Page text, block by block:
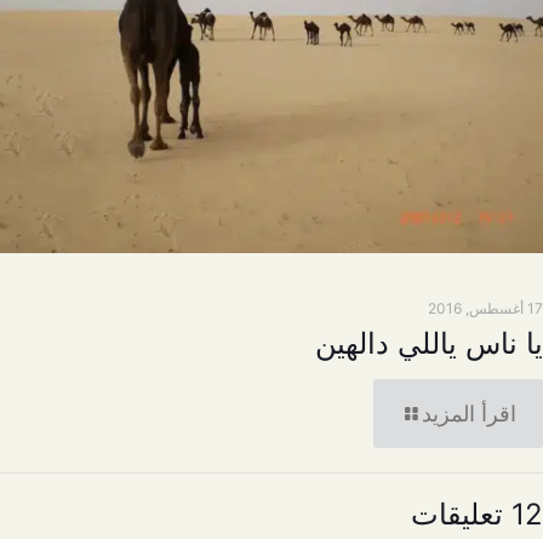
17 أغسطس, 2016
يا ناس ياللي دالهين
اقرأ المزيد
12 تعليقات